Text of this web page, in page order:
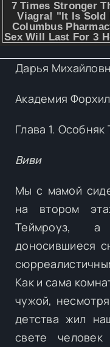
Дарья
Академия
Глава 1.
Виви
Мы с мамой
на втором
Теймроуз,
доносившиеся
Как и сама
чужой,
детства жил
свете